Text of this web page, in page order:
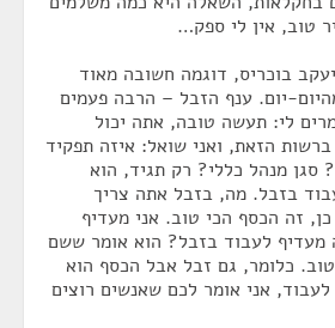
טוב, אין לי ספק…
בוכריס, דוגמה חשובה מאוד
יום. ענף הזבל – הרבה פעמים
לי: תעשה טובה, אתה יכול
הזאת, ואני שואל: איזה תפקיד
סגן מנהל כללי? רק תגיד, הוא
בזבל. מה, בזבל אתה צריך
זה הכסף הכי טוב. אני מעדיף
לעבוד בזבל? הוא אומר ששם
כלומר, גם זבל אבל הכסף הוא
אני אומר לכם שאנשים רוצים